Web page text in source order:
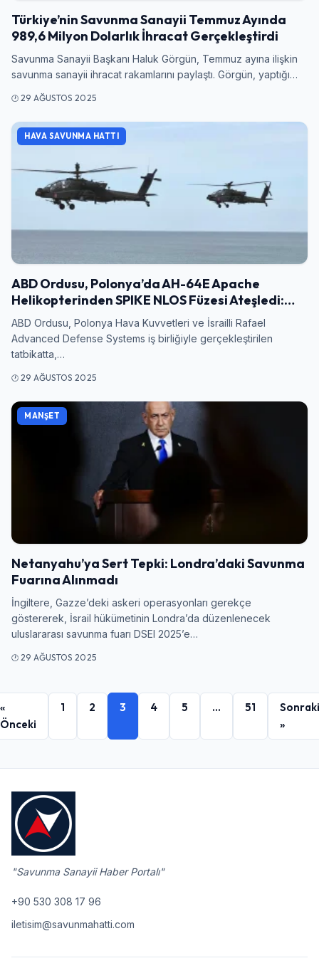
Türkiye’nin Savunma Sanayii Temmuz Ayında
989,6 Milyon Dolarlık İhracat Gerçekleştirdi
Savunma Sanayii Başkanı Haluk Görgün, Temmuz ayına ilişkin
savunma sanayii ihracat rakamlarını paylaştı. Görgün, yaptığı…
29 AĞUSTOS 2025
HAVA SAVUNMA HATTI
ABD Ordusu, Polonya’da AH-64E Apache
Helikopterinden SPIKE NLOS Füzesi Ateşledi:…
ABD Ordusu, Polonya Hava Kuvvetleri ve İsrailli Rafael
Advanced Defense Systems iş birliğiyle gerçekleştirilen
tatbikatta,…
29 AĞUSTOS 2025
MANŞET
Netanyahu’ya Sert Tepki: Londra’daki Savunma
Fuarına Alınmadı
İngiltere, Gazze’deki askeri operasyonları gerekçe
göstererek, İsrail hükümetinin Londra’da düzenlenecek
uluslararası savunma fuarı DSEI 2025’e…
29 AĞUSTOS 2025
«
Önceki
1 2 3 4 5 … 51
Sonraki
»
"Savunma Sanayii Haber Portalı"
+90 530 308 17 96
iletisim@savunmahatti.com